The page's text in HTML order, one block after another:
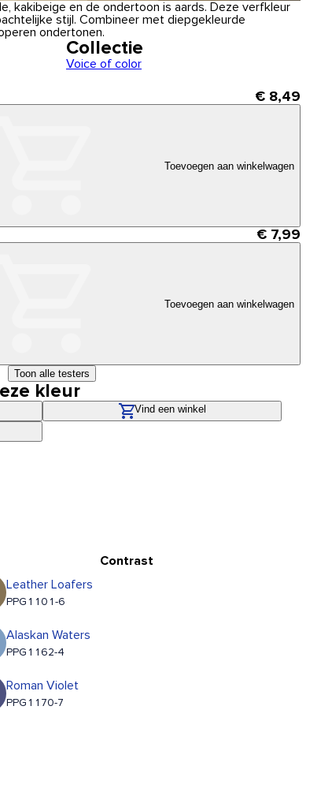
kakibeige en de ondertoon is aards. Deze verfkleur
stijl. Combineer met diepgekleurde
ondertonen.
Collectie
Voice of color
€ 8,49
Toevoegen aan winkelwagen
€ 7,99
Toevoegen aan winkelwagen
Toon alle testers
kleur
Vind een winkel
Contrast
Leather Loafers
PPG1101-6
Alaskan Waters
PPG1162-4
Roman Violet
PPG1170-7